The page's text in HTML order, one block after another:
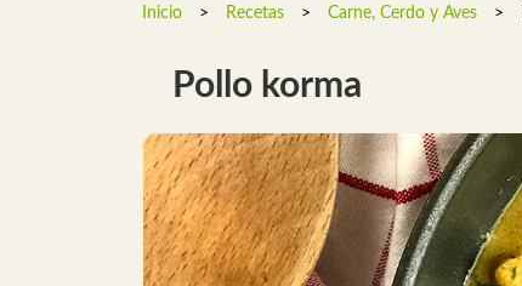
Inicio > Recetas > Carne, Cerdo y Aves >
Pollo korma